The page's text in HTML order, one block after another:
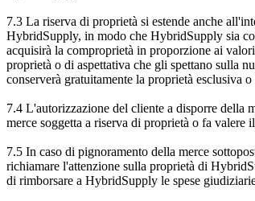
7.3 La riserva di proprietà si estende anche
HybridSupply, in modo che HybridSupply sia
acquisirà la comproprietà in proporzione ai
proprietà o di aspettativa che gli spettano sulla
conserverà gratuitamente la proprietà esclusiva
7.4 L'autorizzazione del cliente a disporre della
merce soggetta a riserva di proprietà o fa valere
7.5 In caso di pignoramento della merce
richiamare l'attenzione sulla proprietà di
di rimborsare a HybridSupply le spese